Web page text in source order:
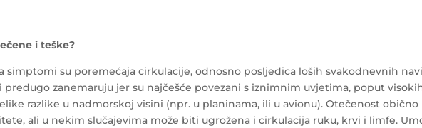
i teške?
simptomi su poremećaja cirkulacije, odnosno posljedica loših svakodnevnih
predugo zanemaruju jer su najčešće povezani s iznimnim uvjetima, poput
razlike u nadmorskoj visini (npr. u planinama, ili u avionu). Otečenost obično
ali u nekim slučajevima može biti ugrožena i cirkulacija ruku, krvi i limfe.